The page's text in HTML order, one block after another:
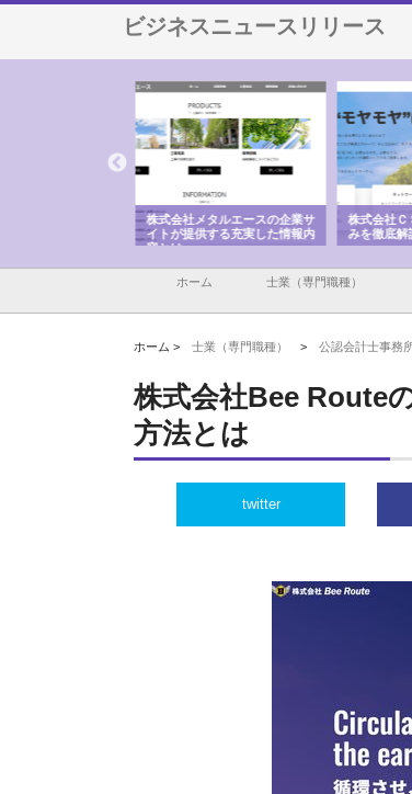
ビジネスニュースリリース
株式会社ＣＳＡの事業内容と強
みを徹底解説
株式会社
装工事と土
ホーム 士業（専門職種）
ホーム > 士業（専門職種） > 公認会計士事務
株式会社Bee Route
方法とは
twitter